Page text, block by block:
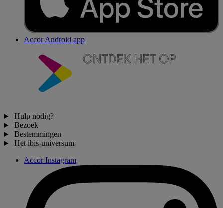
Accor Android app
Hulp nodig?
Bezoek
Bestemmingen
Het ibis-universum
Accor Instagram